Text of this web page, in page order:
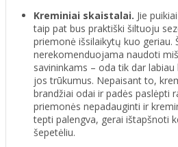
Kreminiai skaistalai. Jie
taip pat bus praktiški šiltuoju
priemonė išsilaikytų kuo geriau.
nerekomenduojama naudoti
savininkams – oda tik dar
jos trūkumus. Nepaisant to,
brandžiai odai ir padės paslėpti
priemonės nepadauginti ir
tepti palengva, gerai ištapšnoti
šepetėliu.